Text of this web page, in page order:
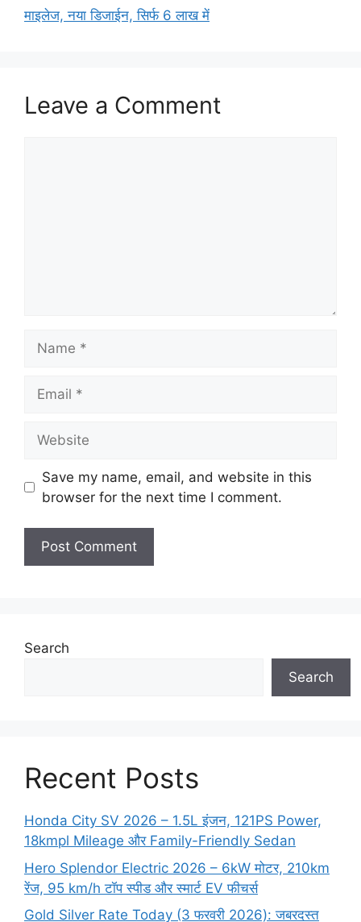
माइलेज, नया डिजाईन, सिर्फ 6 लाख में
Leave a Comment
Save my name, email, and website in this
browser for the next time I comment.
Search
Search
Recent Posts
Honda City SV 2026 – 1.5L इंजन, 121PS Power,
18kmpl Mileage और Family-Friendly Sedan
Hero Splendor Electric 2026 – 6kW मोटर, 210km
रेंज, 95 km/h टॉप स्पीड और स्मार्ट EV फीचर्स
Gold Silver Rate Today (3 फरवरी 2026): जबरदस्त